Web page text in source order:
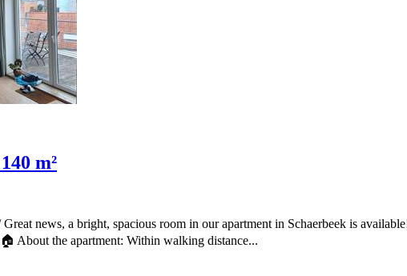
m²
Great news, a bright, spacious room in our apartment in Schaerbeek is
About the apartment: Within walking distance...